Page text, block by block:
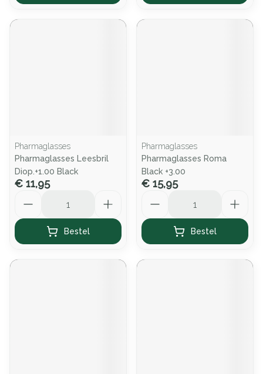
Pharmaglasses
Pharmaglasses Leesbril
Diop.+1.00 Black
€ 11,95
Bestel
Pharmaglasses
Pharmaglasses Roma
Black +3.00
€ 15,95
Bestel